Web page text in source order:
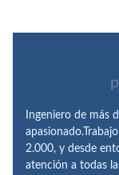
Ingeniero de
2.000, y desde
atención a todas